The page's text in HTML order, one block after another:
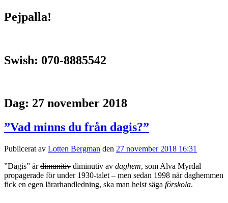
Pejpalla!
Swish: 070-8885542
Dag: 27 november 2018
”Vad minns du från dagis?”
Publicerat av Lotten Bergman den 27 november 2018 16:31
”Dagis” ärdimunitiv diminutiv av daghem, som Alva Myrdal
propagerade för under 1930-talet – men sedan 1998 när daghemmen
fick en egen lärarhandledning, ska man helst säga förskola.